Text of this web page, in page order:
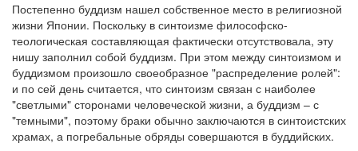
mail@apologia.ru
Отправить сообщение
Вход
Постепенно буддизм нашел собственное место в религиозной
жизни Японии. Поскольку в синтоизме философско-
теологическая составляющая фактически отсутствовала, эту
нишу заполнил собой буддизм. При этом между синтоизмом и
буддизмом произошло своеобразное "распределение ролей":
и по сей день считается, что синтоизм связан с наиболее
"светлыми" сторонами человеческой жизни, а буддизм – с
"темными", поэтому браки обычно заключаются в синтоистских
храмах, а погребальные обряды совершаются в буддийских.